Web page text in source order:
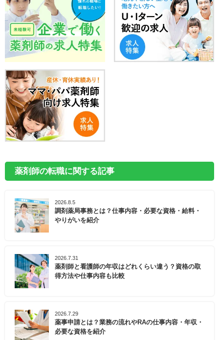
薬剤師の転職に関する記事
2026.8.5
調剤薬局事務とは？仕事内容・必要な資格・給料・
やりがいを紹介
2026.7.31
薬剤師と看護師の年収はどれくらい違う？資格の取
得方法や仕事内容も比較
2026.7.29
薬事申請とは？業務の流れやRAの仕事内容・年収・
必要な資格を紹介